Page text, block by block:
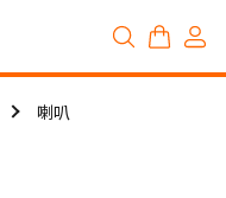
喇叭